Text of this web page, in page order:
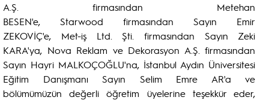
A.Ş. firmasından Metehan
BESEN'e, Starwood firmasından Sayın Emir
ZEKOVİÇ'e, Met-iş Ltd. Şti. firmasından Sayın Zeki
KARA'ya, Nova Reklam ve Dekorasyon A.Ş. firmasından
Sayın Hayri MALKOÇOĞLU'na, İstanbul Aydın Üniversitesi
Eğitim Danışmanı Sayın Selim Emre AR'a ve
bölümümüzün değerli öğretim üyelerine teşekkür eder,